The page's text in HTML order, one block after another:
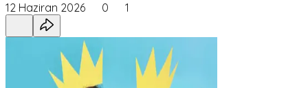
12 Haziran 2026 0 1